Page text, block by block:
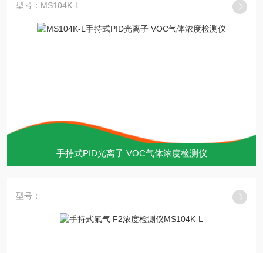
型号：MS104K-L
手持式PID光离子 VOC气体浓度检测仪
型号：